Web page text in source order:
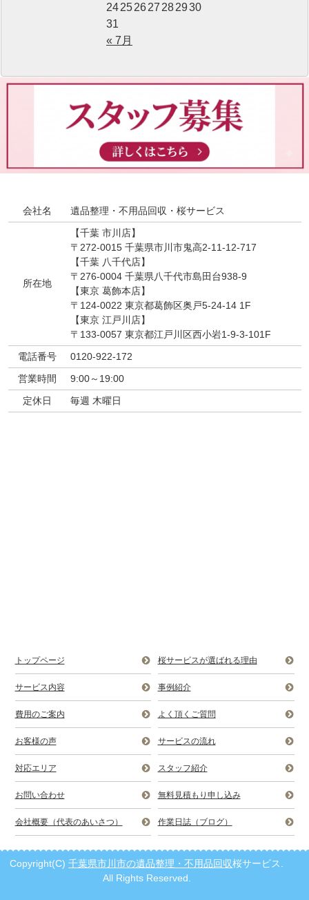
« 7月
24252627 282930
31
会社名 遺品整理・不用品回収・桜サービス
所在地
【千葉 市川店】
〒272-0015 千葉県市川市鬼高2-11-12-717
【千葉 八千代店】
〒276-0004 千葉県八千代市島田台938-9
【東京 葛飾本店】
〒124-0022 東京都葛飾区奥戸5-24-14 1F
【東京 江戸川店】
〒133-0057 東京都江戸川区西小岩1-9-3-101F
電話番号
0120-922-172
営業時間
9:00～19:00
定休日
毎週 木曜日
トップページ 桜サービスが選ばれる理由
サービス内容 事例紹介
費用のご案内 よく頂くご質問
お客様の声 サービスの流れ
対応エリア スタッフ紹介
お問い合わせ 無料見積もり申し込み
会社概要（代表のあいさつ） 作業日誌（ブログ）
Copyright(C)千葉県市川市の遺品整理・不用品回収桜サービス.
All Rights Reserved.